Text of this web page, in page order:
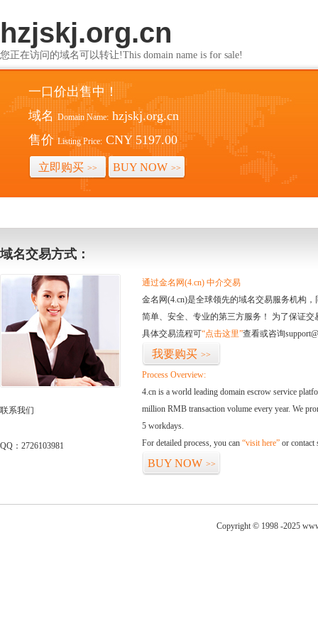
hzjskj.org.cn
您正在访问的域名可以转让!This domain name is for sale!
一口价出售中！
域名 Domain Name: hzjskj.org.cn
售价 Listing Price: CNY 5197.00
立即购买 >> BUY NOW >>
域名交易方式：
联系我们
QQ：2726103981
通过金名网(4.cn) 中介交易
金名网(4.cn)是全球领先的域名交易服务机构
简单、安全、专业的第三方服务！ 为了保证
具体交易流程可“点击这里”查看或咨询
我要购买 >>
Process Overview:
4.cn is a world leading domain escrow service
million RMB transaction volume every year. We
5 workdays.
For detailed process, you can “visit here” or contact
BUY NOW >>
Copyright © 1998 -2025